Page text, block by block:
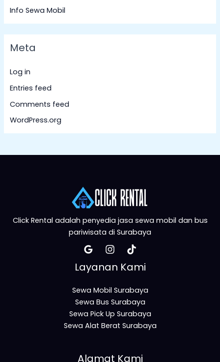
Info Sewa Mobil
Meta
Log in
Entries feed
Comments feed
WordPress.org
Click Rental adalah penyedia jasa sewa mobil dan bus
pariwisata di Surabaya
Layanan Kami
Sewa Mobil Surabaya
Sewa Bus Surabaya
Sewa Pick Up Surabaya
Sewa Alat Berat Surabaya
Alamat Kami